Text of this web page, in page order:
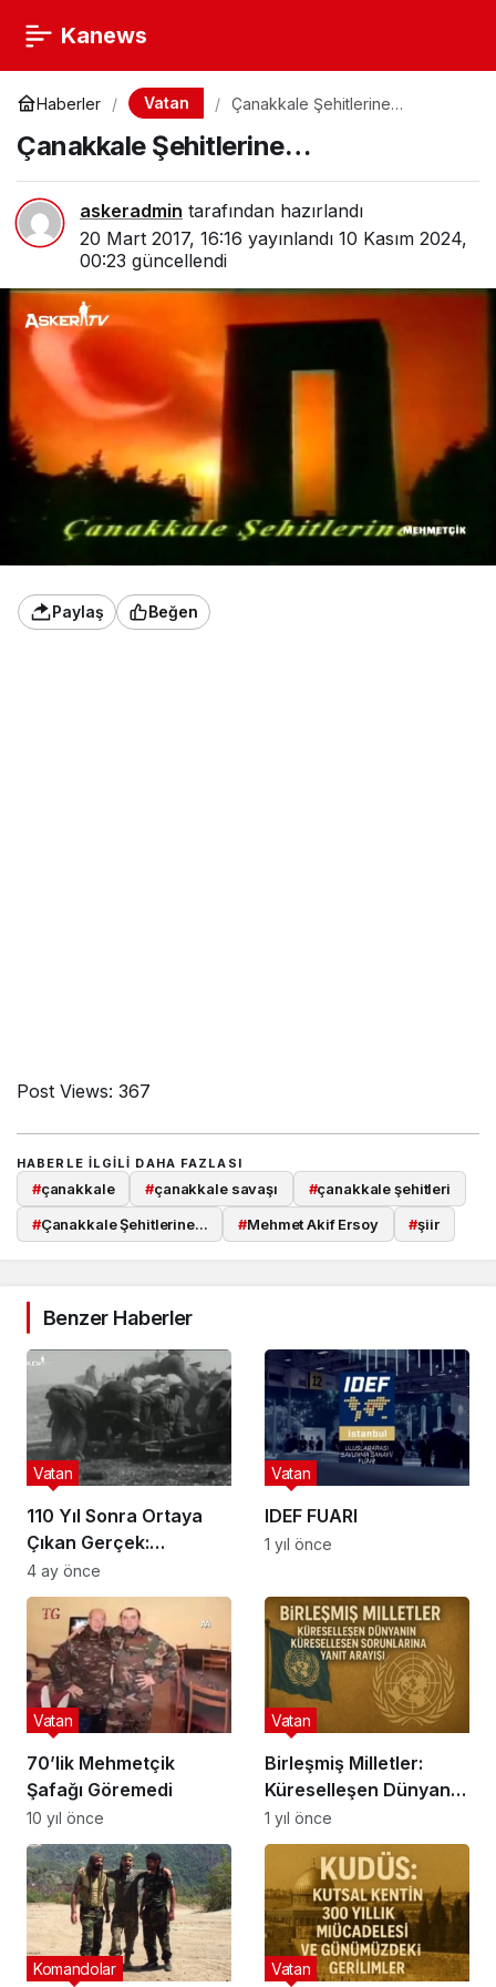
Kanews
Haberler Vatan Çanakkale Şehitlerine…
Çanakkale Şehitlerine…
askeradmin tarafından hazırlandı
20 Mart 2017, 16:16 yayınlandı 10 Kasım 2024,
00:23 güncellendi
Paylaş Beğen
Post Views: 367
HABERLE ILGILI DAHA FAZLASI
#çanakkale #çanakkale savaşı #çanakkale şehitleri
#Çanakkale Şehitlerine... #Mehmet Akif Ersoy #şiir
Benzer Haberler
110 Yıl Sonra Ortaya
Çıkan Gerçek:
Çanakkale’nin Kayıp
Şehitleri Tek Tek
Kayıtlara Giriyor
Vatan
4 ay önce
IDEF FUARI
Vatan
1 yıl önce
70’lik Mehmetçik
Şafağı Göremedi
Vatan
10 yıl önce
Birleşmiş Milletler:
Küreselleşen Dünyanın
Küreselleşen
Sorunlarına Yanıt
Arayışı
Vatan
1 yıl önce
Komandolar Vatan